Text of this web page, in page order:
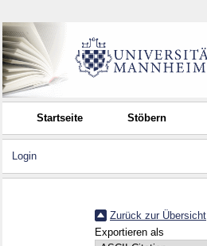
Startseite Stöbern
Login
Zurück zur Übersicht
Exportieren als